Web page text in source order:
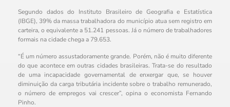
Segundo dados do Instituto Brasileiro de Geografia e Estatística
(IBGE), 39% da massa trabalhadora do município atua sem registro em
carteira, o equivalente a 51.241 pessoas. Já o número de trabalhadores
formais na cidade chega a 79.653.
“É um número assustadoramente grande. Porém, não é muito diferente
do que acontece em outras cidades brasileiras. Trata-se do resultado
de uma incapacidade governamental de enxergar que, se houver
diminuição da carga tributária incidente sobre o trabalho remunerado,
o número de empregos vai crescer”, opina o economista Fernando
Pinho.